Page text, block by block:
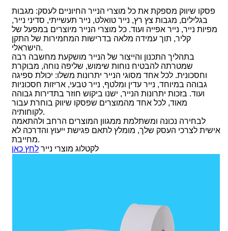
פסקו שיווק מספקת את כל מוצרי הנייר החיוניים לעסק: מגבות
בגלילים, מגבות צץ רץ, נייר טואלט, נייר תעשייתי, סדיני נייר,
מפיות נייר, נייר אפייה ועוד. כל מוצרי הנייר מיוצרים במפעל של
קליר, תוך עמידה מלאה בדרישות המחמירות של התקן
הישראלי.
בתהליך התכנון והייצור של הנייר מושקעת מחשבה רבה
שמטרתה להבטיח נוחות שימוש, שליפה נוחה, מבוקרת
וחסכונית. לכל אחד מסוגי הנייר יתרונות משלו: יכולת ספיגה
גבוהה במיוחד, נייר עדין ומלטף, נייר טבעי, אריזות חסכוניות
ועוד. בזכות יתרונות הנייר, ישנו ביקוש חוזר בתדירות גבוהה
מאוד, לכל אחד מהמוצרים שפסקו שיווק בוחרת עבור
לקוחותיה.
לבחירה נכונה ומשתלמת ממגוון המוצרים הרחב ולהתאמה
אישית לצרכי העסק שלך, מומלץ לתאם פגישת ייעוץ והדרכה לא
מחייבת.
לקטלוג מוצרי נייר לחץ כאן